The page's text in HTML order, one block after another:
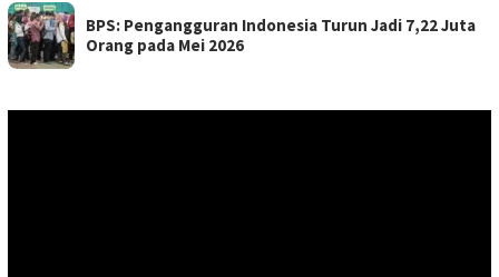
BPS: Pengangguran Indonesia Turun Jadi 7,22 Juta
Orang pada Mei 2026